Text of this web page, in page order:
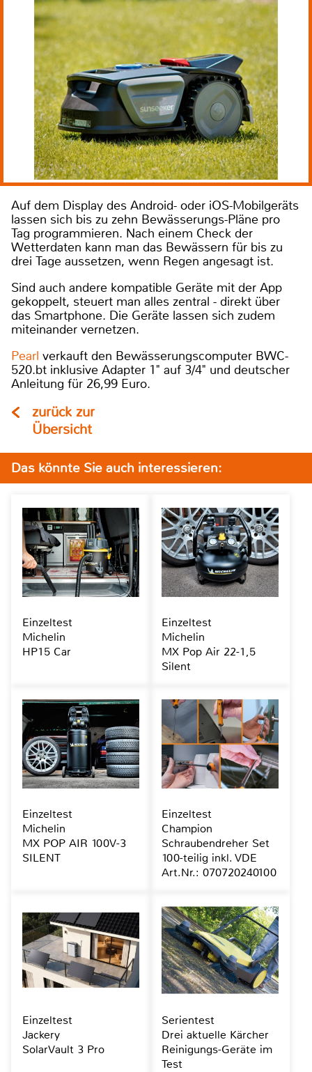
Auf dem Display des Android- oder iOS-Mobilgeräts
lassen sich bis zu zehn Bewässerungs-Pläne pro
Tag programmieren. Nach einem Check der
Wetterdaten kann man das Bewässern für bis zu
drei Tage aussetzen, wenn Regen angesagt ist.
Sind auch andere kompatible Geräte mit der App
gekoppelt, steuert man alles zentral - direkt über
das Smartphone. Die Geräte lassen sich zudem
miteinander vernetzen.
Pearl verkauft den Bewässerungscomputer BWC-
520.bt inklusive Adapter 1" auf 3/4" und deutscher
Anleitung für 26,99 Euro.
zurück zur
Übersicht
Das könnte Sie auch interessieren:
Einzeltest
Michelin
HP15 Car
Einzeltest
Michelin
MX Pop Air 22-1,5
Silent
Einzeltest
Michelin
MX POP AIR 100V-3
SILENT
Einzeltest
Champion
Schraubendreher Set
100-teilig inkl. VDE
Art.Nr.: 070720240100
Einzeltest
Jackery
SolarVault 3 Pro
Serientest
Drei aktuelle Kärcher
Reinigungs-Geräte im
Test